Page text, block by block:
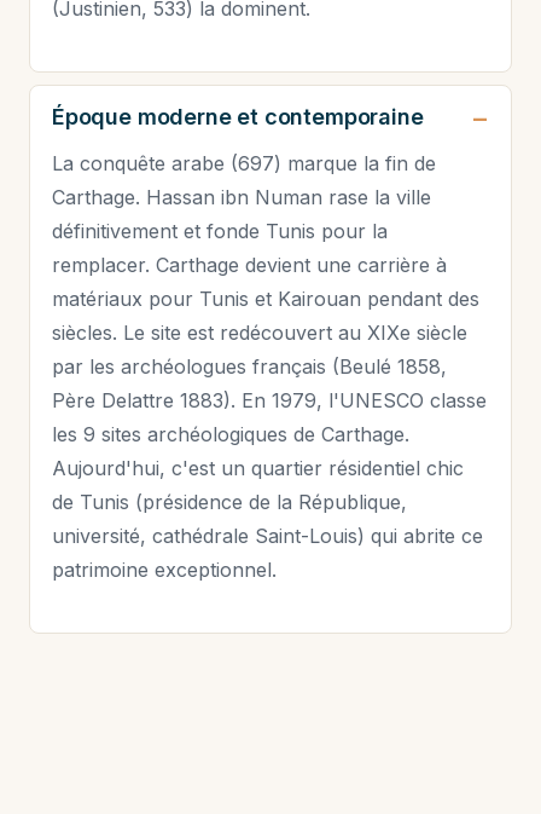
(Justinien, 533) la dominent.
Époque moderne et contemporaine
La conquête arabe (697) marque la fin de
Carthage. Hassan ibn Numan rase la ville
définitivement et fonde Tunis pour la
remplacer. Carthage devient une carrière à
matériaux pour Tunis et Kairouan pendant des
siècles. Le site est redécouvert au XIXe siècle
par les archéologues français (Beulé 1858,
Père Delattre 1883). En 1979, l'UNESCO classe
les 9 sites archéologiques de Carthage.
Aujourd'hui, c'est un quartier résidentiel chic
de Tunis (présidence de la République,
université, cathédrale Saint-Louis) qui abrite ce
patrimoine exceptionnel.